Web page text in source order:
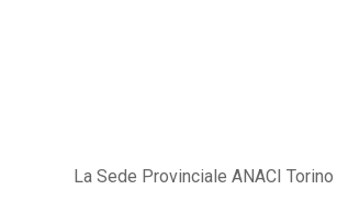
La Sede Provinciale ANACI